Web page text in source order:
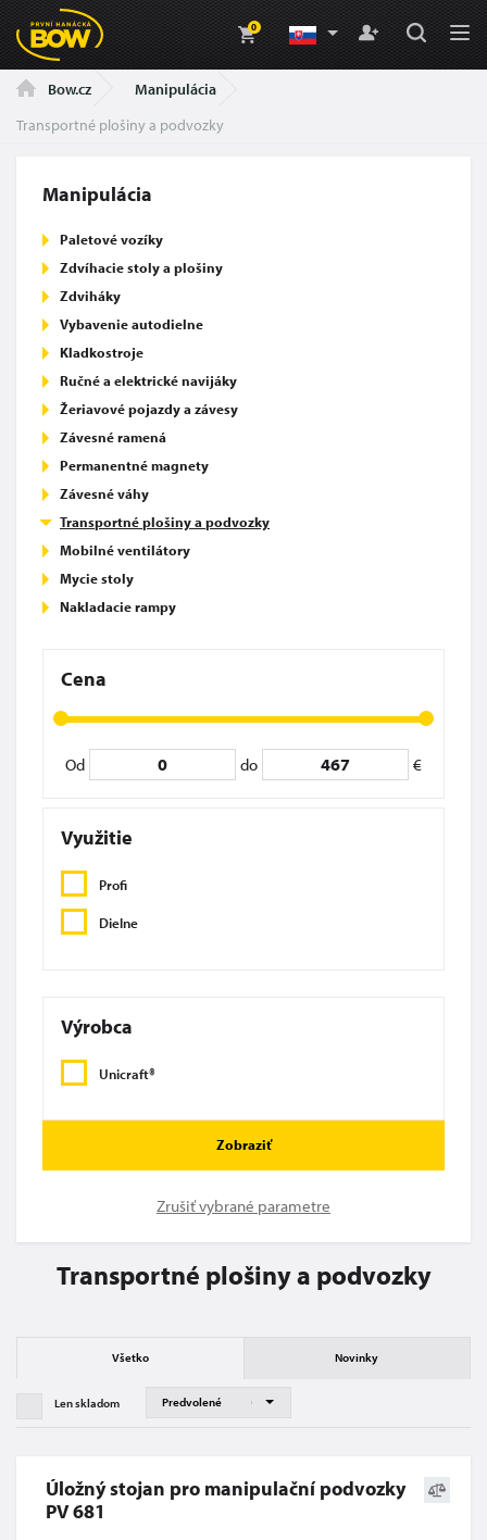
0
Bow.cz
Manipulácia
Transportné plošiny a podvozky
Manipulácia
Paletové vozíky
Zdvíhacie stoly a plošiny
Zdviháky
Vybavenie autodielne
Kladkostroje
Ručné a elektrické navijáky
Žeriavové pojazdy a závesy
Závesné ramená
Permanentné magnety
Závesné váhy
Transportné plošiny a podvozky
Mobilné ventilátory
Mycie stoly
Nakladacie rampy
Cena
Od do €
Využitie
Profi
Dielne
Výrobca
Unicraft®
Zobraziť
Zrušiť vybrané parametre
Transportné plošiny a podvozky
Všetko Novinky
Len skladom
Úložný stojan pro manipulační podvozky
PV 681